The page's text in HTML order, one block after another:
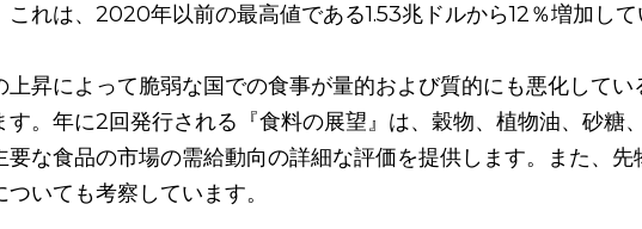
これは、2020年以前の最高値である1.53兆ドルから12％増加して
上昇によって脆弱な国での食事が量的および質的にも悪化して
す。年に2回発行される『食料の展望』は、穀物、植物油、砂糖
要な食品の市場の需給動向の詳細な評価を提供します。また、
ついても考察しています。